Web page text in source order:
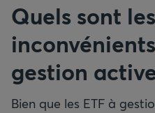
Quels sont les
gestion
Bien que les ETF à